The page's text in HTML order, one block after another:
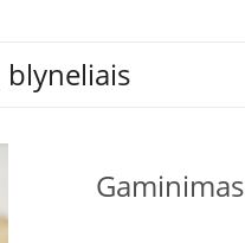
blyneliais
Gaminimas